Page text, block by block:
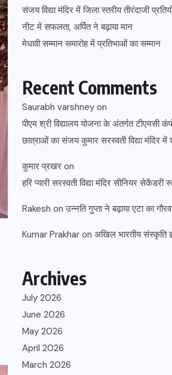
संजय विद्या मंदिर में जिला स्तरीय तीरंदाजी
नीट में सफलता, अर्पित ने बढ़ाया मान
मेधावी सम्मान समारोह में प्रतिभाओं का सम्मान
Recent Comments
Saurabh varshney on
पीएम श्री विद्यालय योजना के अंतर्गत टीएमसी
छात्राओं का संजय कुमार सरस्वती विद्या मंदिर
कुमार प्रखर on
हरि प्यारी सरस्वती विद्या मंदिर सीनियर
Rakesh onउन्नति गुप्ता ने बढ़ाया एटा का गौरव
Kumar Prakhar on अखिल भारतीय संस्कृति
Archives
July 2026
June 2026
May 2026
April 2026
March 2026